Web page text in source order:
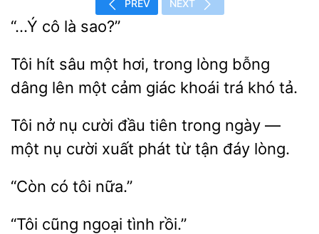
PREV NEXT
sao?”
Tôi sâu một
trong lòng bỗng
dâng lên một
giác khoái trá khó tả.
Tôi nở nụ cười đầu tiên
ngày —
một nụ cười xuất phát từ
lòng.
tôi
tình rồi.”